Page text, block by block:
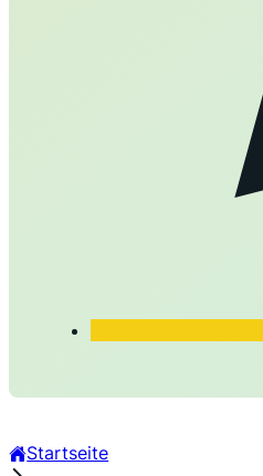
Startseite